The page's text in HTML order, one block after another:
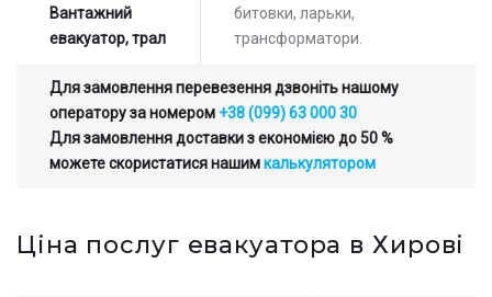
Вантажний
евакуатор, трал
битовки, ларьки,
трансформатори.
Для замовлення перевезення дзвоніть нашому
оператору за номером +38 (099) 63 000 30
Для замовлення доставки з економією до 50 %
можете скористатися нашимкалькулятором
Ціна послуг евакуатора в Хирові
стоимости услуг с нашим
вартості послуг з нашим